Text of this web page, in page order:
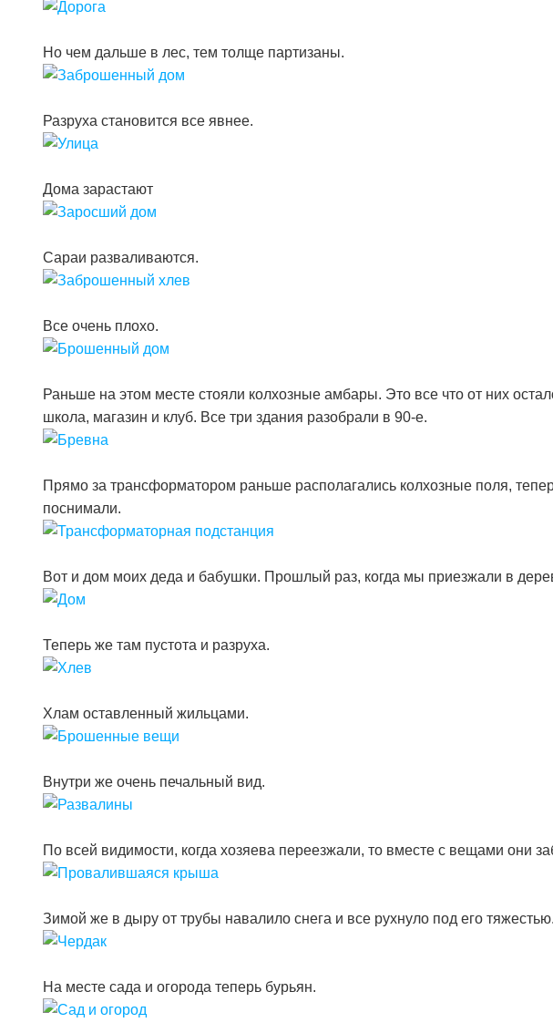
Но чем дальше в лес, тем толще партизаны.
Разруха становится все явнее.
Дома зарастают
Сараи разваливаются.
Все очень плохо.
Раньше на этом месте стояли колхозные амбары. Это все что от них
школа, магазин и клуб. Все три здания разобрали в 90-е.
Прямо за трансформатором раньше располагались колхозные поля,
поснимали.
Вот и дом моих деда и бабушки. Прошлый раз, когда мы приезжали в
Теперь же там пустота и разруха.
Хлам оставленный жильцами.
Внутри же очень печальный вид.
По всей видимости, когда хозяева переезжали, то вместе с вещами они
Зимой же в дыру от трубы навалило снега и все рухнуло под его тяжестью.
На месте сада и огорода теперь бурьян.